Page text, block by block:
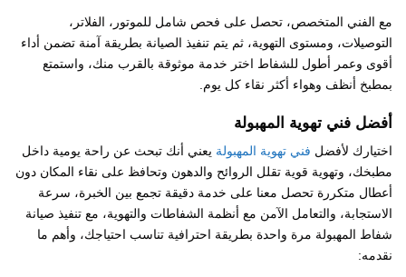
مع الفني المتخصص، تحصل على فحص شامل للموتور، الفلاتر،
التوصيلات، ومستوى التهوية، ثم يتم تنفيذ الصيانة بطريقة آمنة تضمن أداء
أقوى وعمر أطول للشفاط اختر خدمة موثوقة بالقرب منك، واستمتع
بمطبخ أنظف وهواء أكثر نقاء كل يوم.
أفضل فني تهوية المهبولة
اختيارك لأفضل فني تهوية المهبولة يعني أنك تبحث عن راحة يومية داخل
مطبخك، وتهوية قوية تقلل الروائح والدهون وتحافظ على نقاء المكان دون
أعطال متكررة تحصل معنا على خدمة دقيقة تجمع بين الخبرة، سرعة
الاستجابة، والتعامل الآمن مع أنظمة الشفاطات والتهوية، مع تنفيذ صيانة
شفاط المهبولة مرة واحدة بطريقة احترافية تناسب احتياجك، وأهم ما
نقدمه: